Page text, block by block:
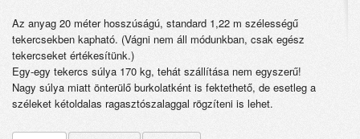
Az anyag 20 méter hosszúságú, standard 1,22 m szélességű
tekercsekben kapható. (Vágni nem áll módunkban, csak egész
tekercseket értékesítünk.)
Egy-egy tekercs súlya 170 kg, tehát szállítása nem egyszerű!
Nagy súlya miatt önterülő burkolatként is fektethető, de esetleg a
széleket kétoldalas ragasztószalaggal rögzíteni is lehet.